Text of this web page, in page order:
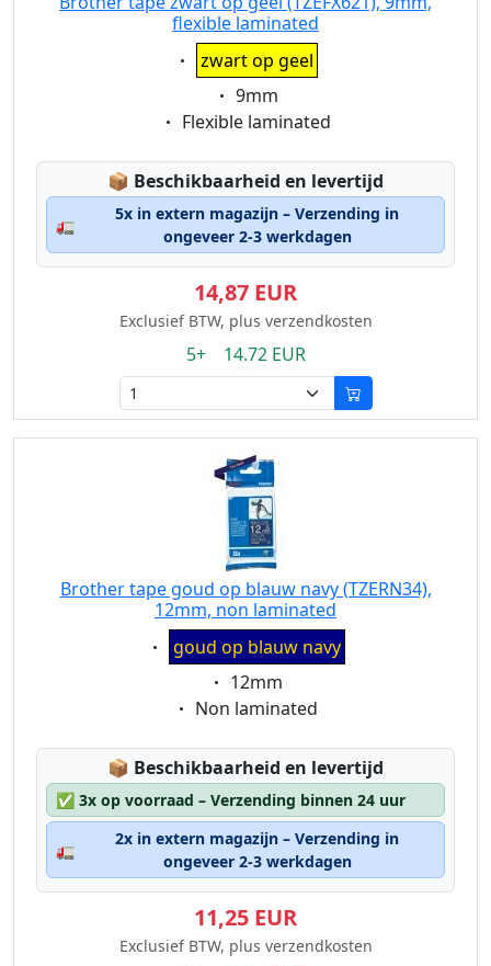
flexible laminated
Eigenschaft:
zwart op geel
Eigenschaft:
9mm
Eigenschaft:
Flexible laminated
📦 Lagerstatus:
Beschikbaarheid en levertijd
🚛
5x in extern magazijn – Verzending in
ongeveer 2-3 werkdagen
14,87 EUR
Exclusief BTW, plus verzendkosten
5+ 14.72 EUR
Brother tape goud op blauw navy (TZERN34),
12mm, non laminated
Eigenschaft:
goud op blauw navy
Eigenschaft:
12mm
Eigenschaft:
Non laminated
📦 Lagerstatus:
Beschikbaarheid en levertijd
✅ 3x op voorraad – Verzending binnen 24 uur
🚛
2x in extern magazijn – Verzending in
ongeveer 2-3 werkdagen
11,25 EUR
Exclusief BTW, plus verzendkosten